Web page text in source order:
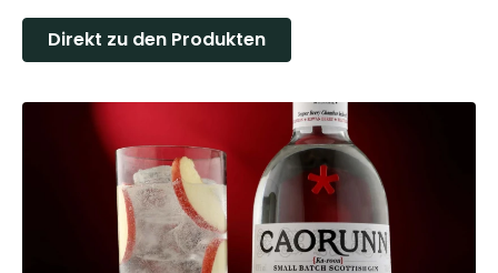
Direkt zu den Produkten